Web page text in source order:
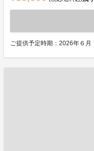
ご提供予定時期：2026年６月